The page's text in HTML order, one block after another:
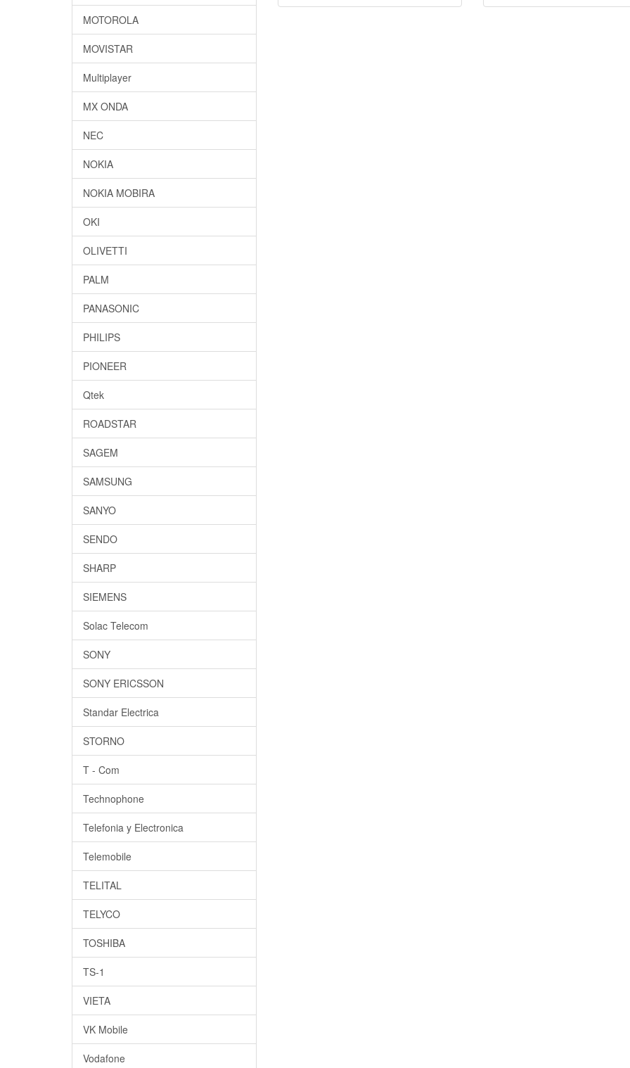
MOTOROLA
MOVISTAR
Multiplayer
MX ONDA
NEC
NOKIA
NOKIA MOBIRA
OKI
OLIVETTI
PALM
PANASONIC
PHILIPS
PIONEER
Qtek
ROADSTAR
SAGEM
SAMSUNG
SANYO
SENDO
SHARP
SIEMENS
Solac Telecom
SONY
SONY ERICSSON
Standar Electrica
STORNO
T - Com
Technophone
Telefonia y Electronica
Telemobile
TELITAL
TELYCO
TOSHIBA
TS-1
VIETA
VK Mobile
Vodafone